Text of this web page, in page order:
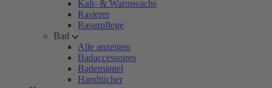
Kalt- & Warmwachs
Rasierer
Rasurpflege
Bad
Alle anzeigen
Badaccessoires
Bademäntel
Handtücher